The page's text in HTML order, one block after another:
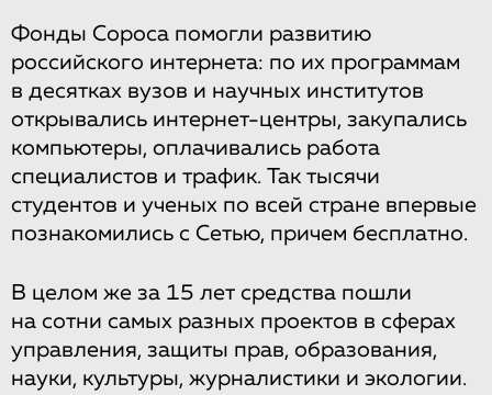
Фонды Сороса помогли развитию
российского интернета: по их программам
в десятках вузов и научных институтов
открывались интернет-центры, закупались
компьютеры, оплачивались работа
специалистов и трафик. Так тысячи
студентов и ученых по всей стране впервые
познакомились с Сетью, причем бесплатно.
В целом же за 15 лет средства пошли
на сотни самых разных проектов в сферах
управления, защиты прав, образования,
науки, культуры, журналистики и экологии.